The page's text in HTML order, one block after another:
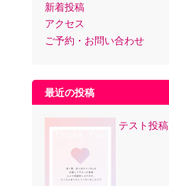
新着投稿
アクセス
ご予約・お問い合わせ
最近の投稿
テスト投稿